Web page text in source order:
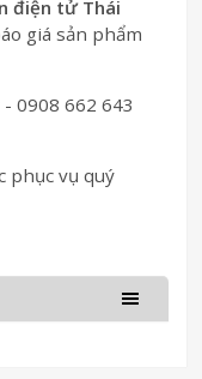
điện tử Thái
giá sản phẩm
0908 662 643
phục vụ quý